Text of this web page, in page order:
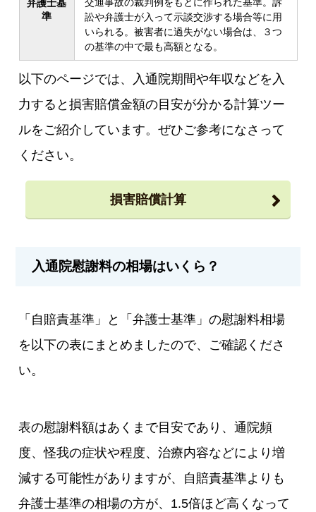
弁護士基
準
訟や弁護士が入って示談交渉する場合等に用
いられる。被害者に過失がない場合は、３つ
の基準の中で最も高額となる。
以下のページでは、入通院期間や年収などを入
力すると損害賠償金額の目安が分かる計算ツー
ルをご紹介しています。ぜひご参考になさって
ください。
損害賠償計算
入通院慰謝料の相場はいくら？
「自賠責基準」と「弁護士基準」の慰謝料相場
を以下の表にまとめましたので、ご確認くださ
い。
表の慰謝料額はあくまで目安であり、通院頻
度、怪我の症状や程度、治療内容などにより増
減する可能性がありますが、自賠責基準よりも
弁護士基準の相場の方が、1.5倍ほど高くなって